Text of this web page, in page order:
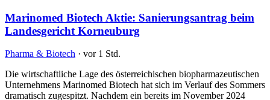
Marinomed Biotech Aktie: Sanierungsantrag beim
Landesgericht Korneuburg
Pharma & Biotech · vor 1 Std.
Die wirtschaftliche Lage des österreichischen biopharmazeutischen
Unternehmens Marinomed Biotech hat sich im Verlauf des Sommers
dramatisch zugespitzt. Nachdem ein bereits im November 2024